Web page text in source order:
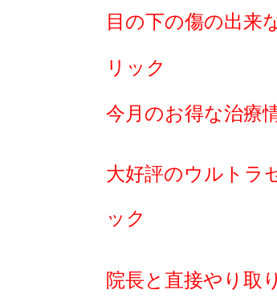
目の下の傷の出来
リック
今月のお得な治療
大好評のウルトラ
ック
院長と直接やり取